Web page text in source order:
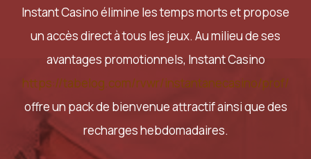
Instant Casino élimine les temps morts et propose
un accès direct à tous les jeux. Au milieu de ses
avantages promotionnels, Instant Casino
https://tabelog.com/rvwr/instantanecasino/prof/
offre un pack de bienvenue attractif ainsi que des
recharges hebdomadaires.